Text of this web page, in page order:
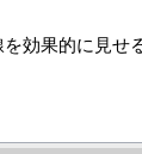
を効果的に見せ